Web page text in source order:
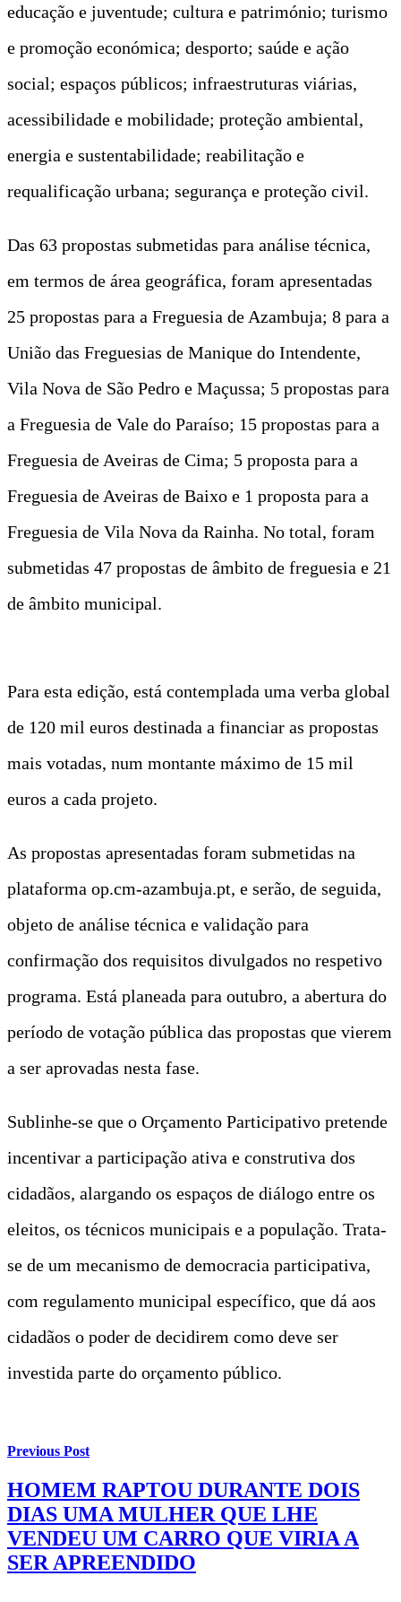
educação e juventude; cultura e património; turismo
e promoção económica; desporto; saúde e ação
social; espaços públicos; infraestruturas viárias,
acessibilidade e mobilidade; proteção ambiental,
energia e sustentabilidade; reabilitação e
requalificação urbana; segurança e proteção civil.
Das 63 propostas submetidas para análise técnica,
em termos de área geográfica, foram apresentadas
25 propostas para a Freguesia de Azambuja; 8 para a
União das Freguesias de Manique do Intendente,
Vila Nova de São Pedro e Maçussa; 5 propostas para
a Freguesia de Vale do Paraíso; 15 propostas para a
Freguesia de Aveiras de Cima; 5 proposta para a
Freguesia de Aveiras de Baixo e 1 proposta para a
Freguesia de Vila Nova da Rainha. No total, foram
submetidas 47 propostas de âmbito de freguesia e 21
de âmbito municipal.
Para esta edição, está contemplada uma verba global
de 120 mil euros destinada a financiar as propostas
mais votadas, num montante máximo de 15 mil
euros a cada projeto.
As propostas apresentadas foram submetidas na
plataforma op.cm-azambuja.pt, e serão, de seguida,
objeto de análise técnica e validação para
confirmação dos requisitos divulgados no respetivo
programa. Está planeada para outubro, a abertura do
período de votação pública das propostas que vierem
a ser aprovadas nesta fase.
Sublinhe-se que o Orçamento Participativo pretende
incentivar a participação ativa e construtiva dos
cidadãos, alargando os espaços de diálogo entre os
eleitos, os técnicos municipais e a população. Trata-
se de um mecanismo de democracia participativa,
com regulamento municipal específico, que dá aos
cidadãos o poder de decidirem como deve ser
investida parte do orçamento público.
Previous Post
HOMEM RAPTOU DURANTE DOIS
DIAS UMA MULHER QUE LHE
VENDEU UM CARRO QUE VIRIA A
SER APREENDIDO